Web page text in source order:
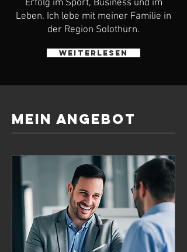
Erfolg im Sport, Business und im
Leben. Ich lebe mit meiner Familie in
der Region Solothurn.
weiterlesen
mein Angebot